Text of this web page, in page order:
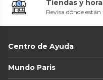
Tiendas y
Revisa dónde
Centro de Ayuda
Mundo Paris